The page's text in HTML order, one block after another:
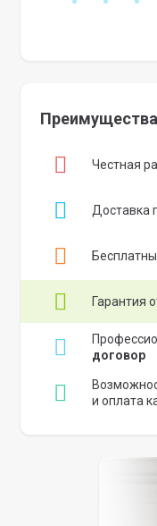
Преимущества
Честная
Доставка
Гарантия
договор
и оплата